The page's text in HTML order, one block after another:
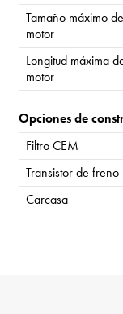
Tamaño máximo
motor
Longitud máxima
motor
Opciones de
Filtro CEM
Transistor de freno
Carcasa